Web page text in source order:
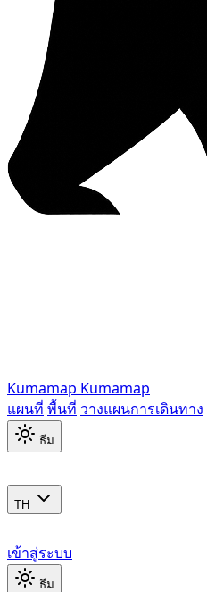
Kumamap Kumamap
แผนที่ พื้นที่ วางแผนการเดินทาง
ธีม
TH
เข้าสู่ระบบ
ธีม